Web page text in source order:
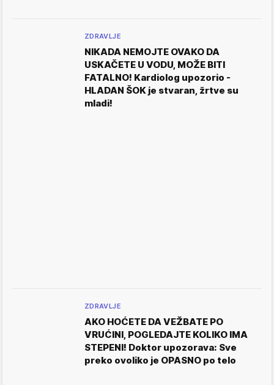
ZDRAVLJE
NIKADA NEMOJTE OVAKO DA
USKAČETE U VODU, MOŽE BITI
FATALNO! Kardiolog upozorio -
HLADAN ŠOK je stvaran, žrtve su
mladi!
ZDRAVLJE
AKO HOĆETE DA VEŽBATE PO
VRUĆINI, POGLEDAJTE KOLIKO IMA
STEPENI! Doktor upozorava: Sve
preko ovoliko je OPASNO po telo